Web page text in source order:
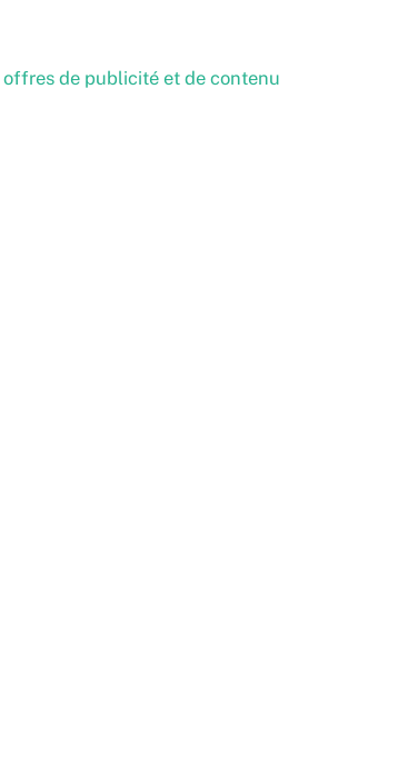
offres de publicité et de contenu